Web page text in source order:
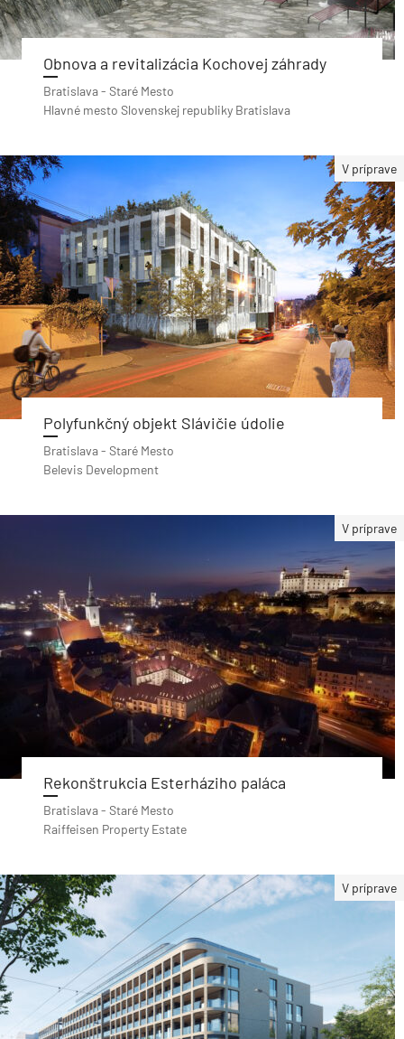
Obnova a revitalizácia Kochovej záhrady
Bratislava - Staré Mesto
Hlavné mesto Slovenskej republiky Bratislava
V príprave
Polyfunkčný objekt Slávičie údolie
Bratislava - Staré Mesto
Belevis Development
V príprave
Rekonštrukcia Esterháziho paláca
Bratislava - Staré Mesto
Raiffeisen Property Estate
V príprave